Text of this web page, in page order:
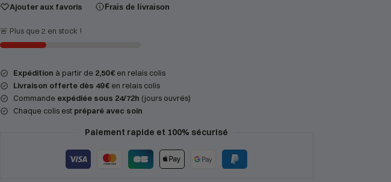
Ajouter aux favoris Frais de livraison
🚨 Plus que 2 en stock !
Expédition à partir de 2,50 €en relais colis
Livraison offerte dès 49 €en relais colis
Commande expédiée sous 24/72h (jours ouvrés)
Chaque colis est préparé avec soin
Paiement rapide et 100% sécurisé